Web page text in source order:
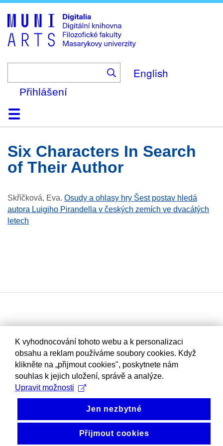
to
main
content
English
Přihlášení
DomůKolekce
Prohlížení
Vyhledávání
O platformě
Nápověda
KontaktDigitalia
Six Characters In Search
of Their Author
Skříčková, Eva. Osudy a ohlasy hry Šest postav hledá
autora Luigiho Pirandella v českých zemích ve dvacátých
letech
K vyhodnocování tohoto webu a k personalizaci
obsahu a reklam používáme soubory cookies. Když
klikněte na „přijmout cookies", poskytnete nám
souhlas k jejich uložení, správě a analýze.
Upravit možnosti
Jen nezbytné
Přijmout cookies